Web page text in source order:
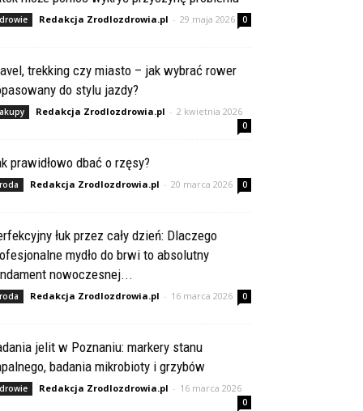
Redakcja Zrodlozdrowia.pl - 29 maja 2026 0
trekking czy miasto – jak wybrać rower
do stylu jazdy?
Redakcja Zrodlozdrowia.pl - 2 kwietnia 2026
0
prawidłowo dbać o rzęsy?
Redakcja Zrodlozdrowia.pl - 20 marca 2026 0
łuk przez cały dzień: Dlaczego
mydło do brwi to absolutny
nowoczesnej...
Redakcja Zrodlozdrowia.pl - 16 marca 2026 0
jelit w Poznaniu: markery stanu
badania mikrobioty i grzybów
Redakcja Zrodlozdrowia.pl - 16 marca 2026
0